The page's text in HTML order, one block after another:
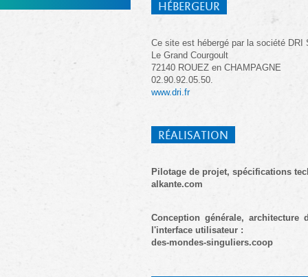
HÉBERGEUR
Ce site est hébergé par la société DRI
Le Grand Courgoult
72140 ROUEZ en CHAMPAGNE
02.90.92.05.50.
www.dri.fr
RÉALISATION
Pilotage de projet, spécifications
alkante.com
Conception générale,
l'interface utilisateur :
des-mondes-singuliers.coop